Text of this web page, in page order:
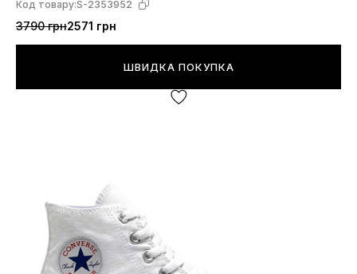
Код товару:S-2353952
3790 грн2571 грн
ШВИДКА ПОКУПКА